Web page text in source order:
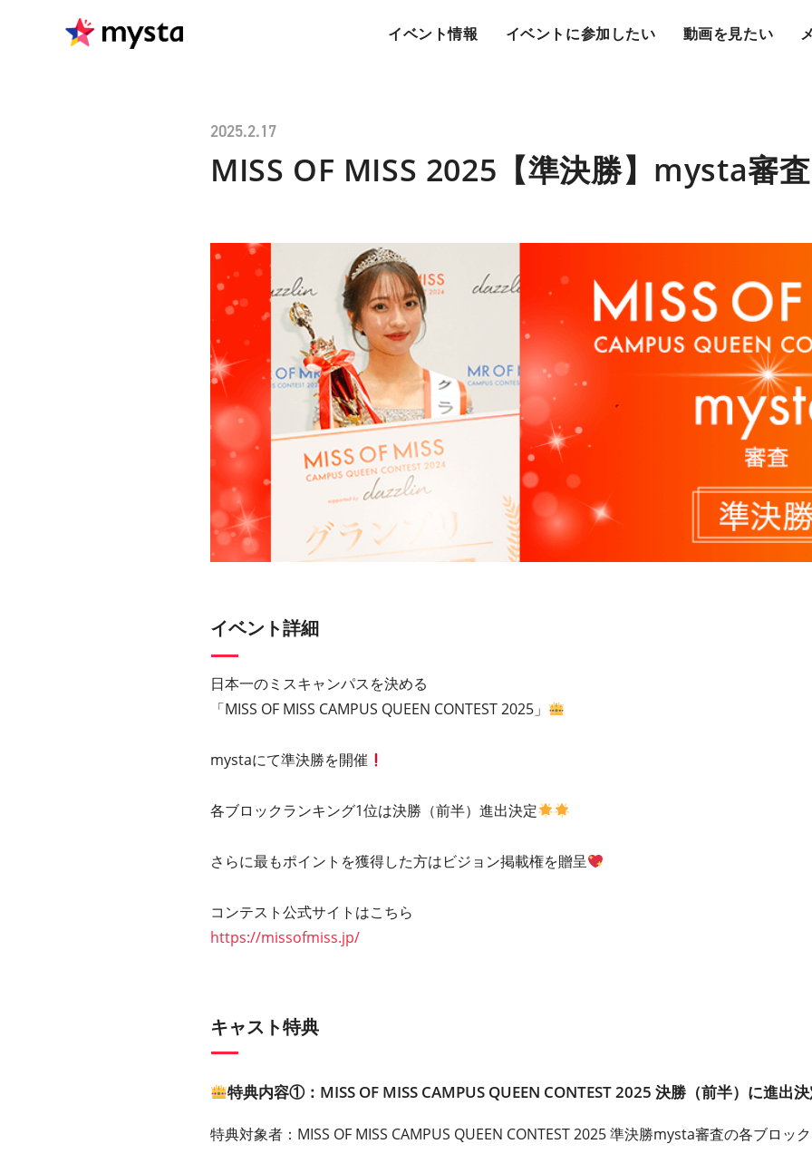
イベント情報 イベントに参加したい 動画を見たい
2025.2.17
MISS OF MISS 2025【準決勝】mysta審査
イベント詳細
⽇本⼀のミスキャンパスを決める
「MISS OF MISS CAMPUS QUEEN CONTEST 2025」
mystaにて準決勝を開催
各ブロックランキング1位は決勝（前半）進出決定
さらに最もポイントを獲得した⽅はビジョン掲載権を贈呈
コンテスト公式サイトはこちら
https://missofmiss.jp/
キャスト特典
特典内容①：MISS OF MISS CAMPUS QUEEN CONTEST 2025 決勝（前半）に進出
特典対象者：MISS OF MISS CAMPUS QUEEN CONTEST 2025 準決勝mysta審査の各ブロック